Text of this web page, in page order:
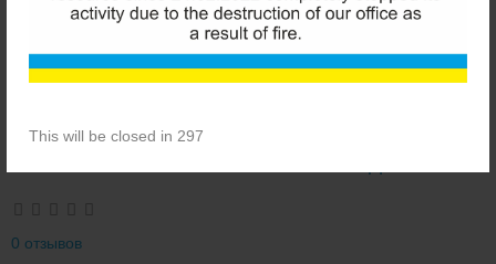
This will be closed in 296
0 отзывов